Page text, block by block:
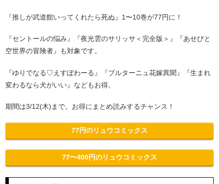
『推しが武道館いってくれたら死ぬ』1〜10巻が77円に！
『セントールの悩み』『夜光雲のサリッサ＜完全版＞』『あせびと
空世界の冒険者』も対象です。
『ゆりでなる♡えすぽわーる』『ブルターニュ花嫁異聞』『生まれ
変わるなら犬がいい』などもお得。
期間は3/12(木)まで。お得にまとめ読みするチャンス！
77円のリュウコミックス
77〜400円のリュウコミックス